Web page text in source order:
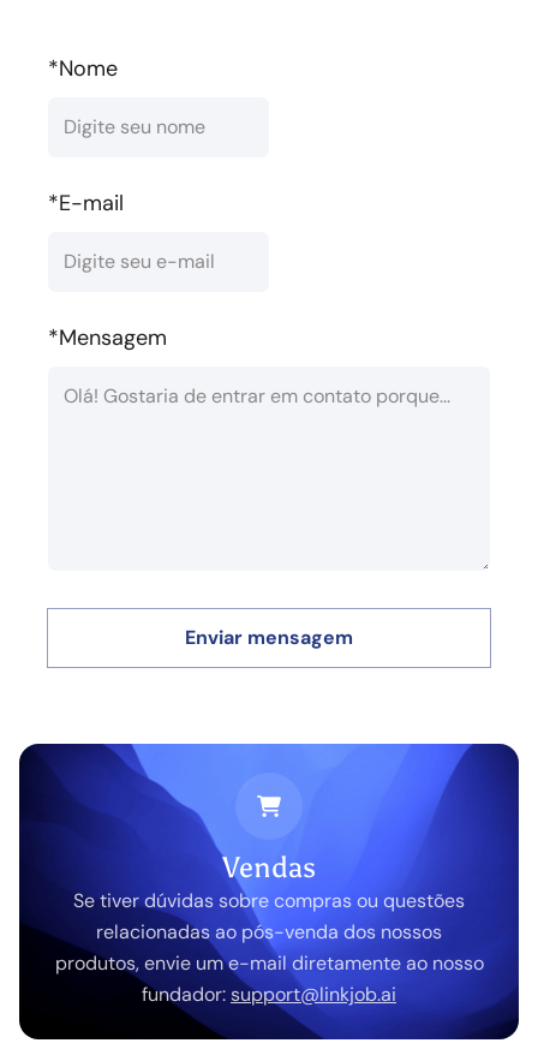
*Nome
*E-mail
*Mensagem
Enviar mensagem
Vendas
Se tiver dúvidas sobre compras ou questões
relacionadas ao pós-venda dos nossos
produtos, envie um e-mail diretamente ao nosso
fundador:support@linkjob.ai